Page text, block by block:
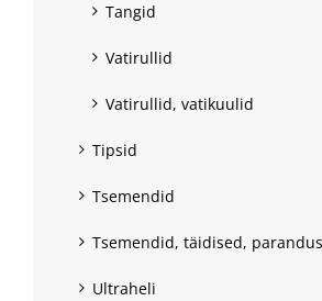
Tangid
Vatirullid
Vatirullid, vatikuulid
Tipsid
Tsemendid
Tsemendid, täidised, parandus
Ultraheli